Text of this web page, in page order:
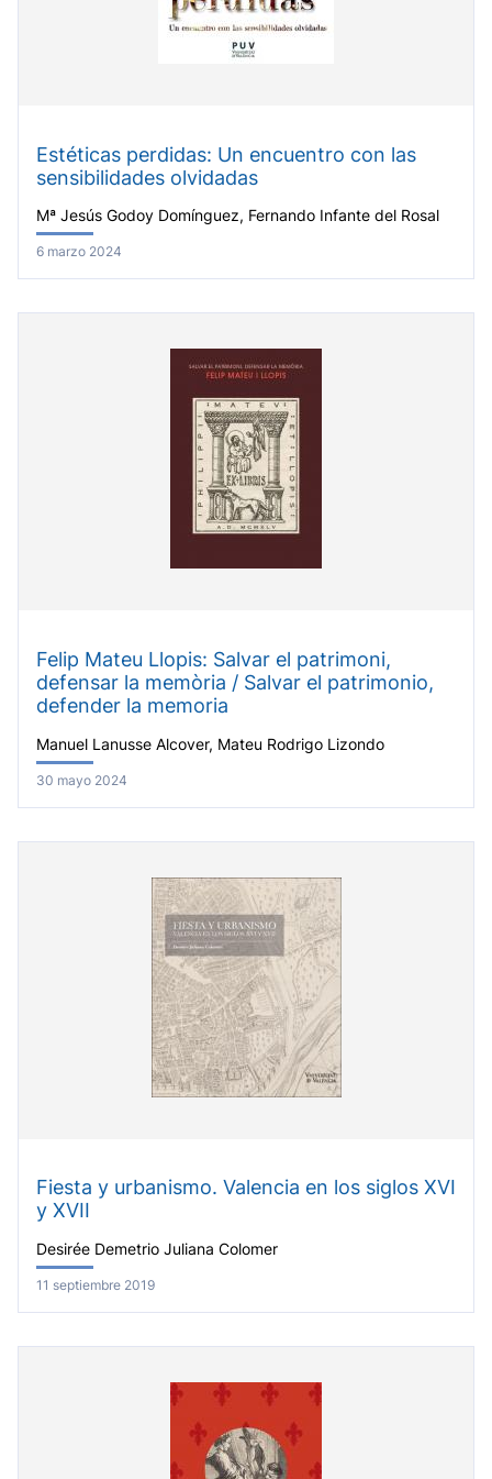
Estéticas perdidas: Un encuentro con las
sensibilidades olvidadas
Mª Jesús Godoy Domínguez, Fernando Infante del Rosal
6 marzo 2024
Felip Mateu Llopis: Salvar el patrimoni,
defensar la memòria / Salvar el patrimonio,
defender la memoria
Manuel Lanusse Alcover, Mateu Rodrigo Lizondo
30 mayo 2024
Fiesta y urbanismo. Valencia en los siglos XVI
y XVII
Desirée Demetrio Juliana Colomer
11 septiembre 2019